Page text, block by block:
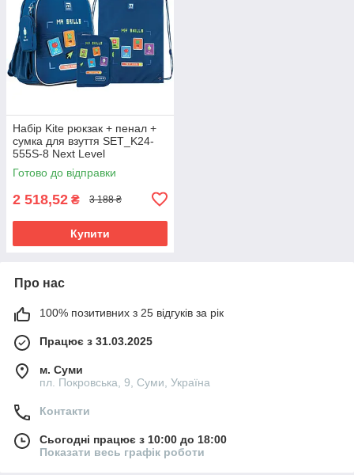
Набір Kite рюкзак + пенал +
сумка для взуття SET_K24-
555S-8 Next Level
Готово до відправки
2 518,52 ₴ 3 188 ₴
Купити
Про нас
100% позитивних з 25 відгуків за рік
Працює з 31.03.2025
м. Суми
пл. Покровська, 9, Суми, Україна
Контакти
Сьогодні працює з 10:00 до 18:00
Показати весь графік роботи